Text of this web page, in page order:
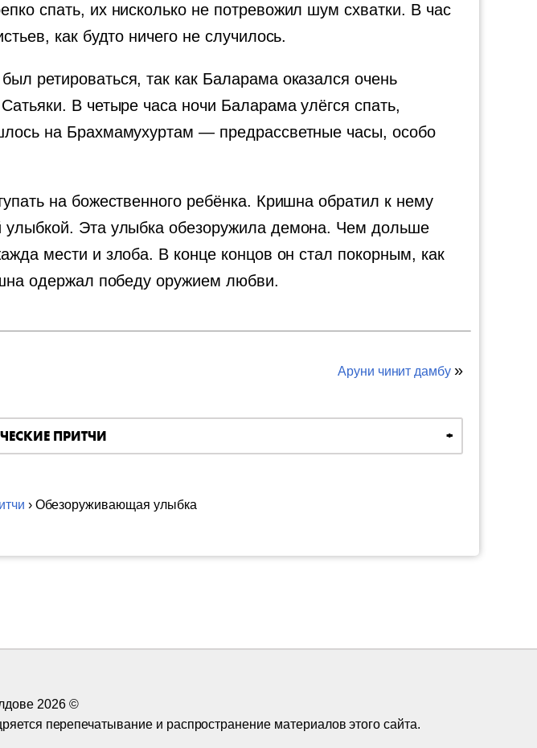
спать, их нисколько не потревожил шум схватки. В час
как будто ничего не случилось.
ретироваться, так как Баларама оказался очень
В четыре часа ночи Баларама улёгся спать,
на Брахмамухуртам — предрассветные часы, особо
на божественного ребёнка. Кришна обратил к нему
улыбкой. Эта улыбка обезоружила демона. Чем дольше
мести и злоба. В конце концов он стал покорным, как
одержал победу оружием любви.
Аруни чинит дамбу »
ПРИТЧИ
› Обезоруживающая улыбка
2026 ©
перепечатывание и распространение материалов этого сайта.